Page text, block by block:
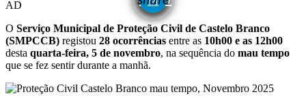
AD
O Serviço Municipal de Proteção Civil de Castelo Branco
(SMPCCB) registou 28 ocorrências entre as 10h00 e as 12h00
desta quarta-feira, 5 de novembro, na sequência do mau tempo
que se fez sentir durante a manhã.